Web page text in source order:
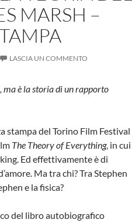
MARSH –
LASCIA UN COMMENTO
ma è la storia di un rapporto
stampa del Torino Film Festival
The Theory of Everything, in cui
Ed effettivamente è di
Ma tra chi? Tra Stephen
e la fisica?
del libro autobiografico